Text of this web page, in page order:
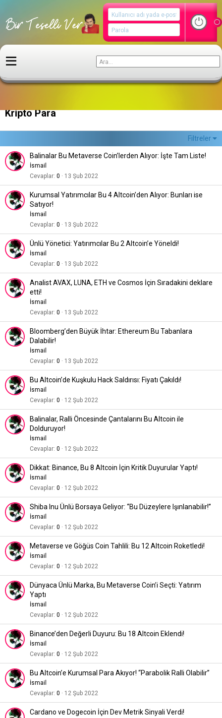
Kripto Para
Filtreler
Balinalar Bu Metaverse Coin’lerden Alıyor: İşte Tam Liste!
İsmail
Cevaplar 0 13 Şub 2022
Kurumsal Yatırımcılar Bu 4 Altcoin’den Alıyor: Bunları ise
Satıyor!
İsmail
Cevaplar 0 13 Şub 2022
Ünlü Yönetici: Yatırımcılar Bu 2 Altcoin’e Yöneldi!
İsmail
Cevaplar 0 13 Şub 2022
Analist AVAX, LUNA, ETH ve Cosmos İçin Sıradakini deklare
etti!
İsmail
Cevaplar 0 13 Şub 2022
Bloomberg’den Büyük İhtar: Ethereum Bu Tabanlara
Dalabilir!
İsmail
Cevaplar 0 13 Şub 2022
Bu Altcoin’de Kuşkulu Hack Saldırısı: Fiyatı Çakıldı!
İsmail
Cevaplar 0 12 Şub 2022
Balinalar, Ralli Öncesinde Çantalarını Bu Altcoin ile
Dolduruyor!
İsmail
Cevaplar 0 12 Şub 2022
Dikkat: Binance, Bu 8 Altcoin İçin Kritik Duyurular Yaptı!
İsmail
Cevaplar 0 12 Şub 2022
Shiba Inu Ünlü Borsaya Geliyor: “Bu Düzeylere Işınlanabilir!”
İsmail
Cevaplar 0 12 Şub 2022
Metaverse ve Göğüs Coin Tahlili: Bu 12 Altcoin Roketledi!
İsmail
Cevaplar 0 12 Şub 2022
Dünyaca Ünlü Marka, Bu Metaverse Coin’i Seçti: Yatırım
Yaptı
İsmail
Cevaplar 0 12 Şub 2022
Binance’den Değerli Duyuru: Bu 18 Altcoin Eklendi!
İsmail
Cevaplar 0 12 Şub 2022
Bu Altcoin’e Kurumsal Para Akıyor! “Parabolik Ralli Olabilir”
İsmail
Cevaplar 0 12 Şub 2022
Cardano ve Dogecoin İçin Dev Metrik Sinyali Verdi!